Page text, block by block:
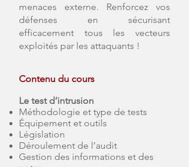
menaces externe. Renforcez vos
défenses en sécurisant
efficacement tous les vecteurs
exploités par les attaquants !
Contenu du cours
Le test d’intrusion
Méthodologie et type de tests
Équipement et outils
Législation
Déroulement de l’audit
Gestion des informations et des